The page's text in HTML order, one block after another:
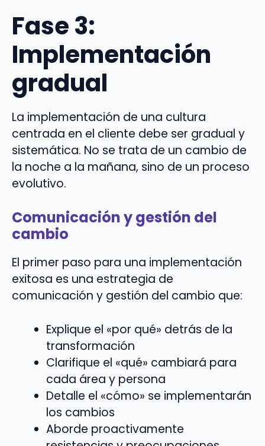
Fase 3:
Implementación
gradual
La implementación de una cultura
centrada en el cliente debe ser gradual y
sistemática. No se trata de un cambio de
la noche a la mañana, sino de un proceso
evolutivo.
Comunicación y gestión del
cambio
El primer paso para una implementación
exitosa es una estrategia de
comunicación y gestión del cambio que:
Explique el «por qué» detrás de la
transformación
Clarifique el «qué» cambiará para
cada área y persona
Detalle el «cómo» se implementarán
los cambios
Aborde proactivamente